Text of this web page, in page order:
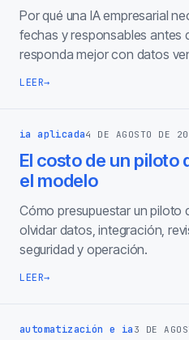
Por qué una IA empresarial
fechas y responsables antes
responda mejor con datos
LEER→
ia aplicada4 DE AGOSTO DE
El costo de un piloto
el modelo
Cómo presupuestar un piloto
olvidar datos, integración,
seguridad y operación.
LEER→
automatización e ia 3 DE